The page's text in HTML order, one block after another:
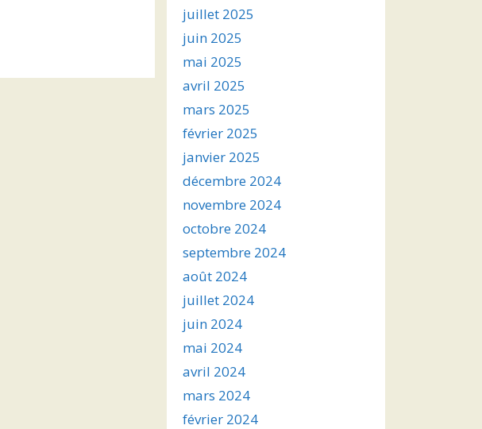
juillet 2025
juin 2025
mai 2025
avril 2025
mars 2025
février 2025
janvier 2025
décembre 2024
novembre 2024
octobre 2024
septembre 2024
août 2024
juillet 2024
juin 2024
mai 2024
avril 2024
mars 2024
février 2024